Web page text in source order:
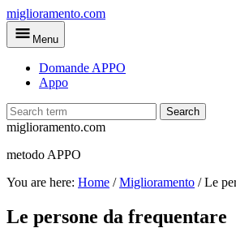
Skip
to
main
miglioramento.com
Menu
Domande APPO
Appo
Search
miglioramento.com
metodo APPO
You are here: Home /Miglioramento /Le
Le persone da frequentare